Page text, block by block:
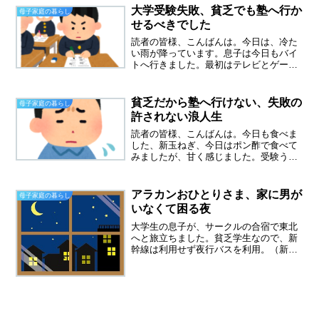
同僚がいました、まず思い出すのは亡く
なってしまったパートさん...
母子家庭の暮らし
大学受験失敗、貧乏でも塾へ行か
せるべきでした
読者の皆様、こんばんは。今日は、冷た
い雨が降っています。息子は今日もバイ
トへ行きました。最初はテレビとゲーム
ゲーム？！何を考えているのかと思って
いたのですが、自分で気が...
母子家庭の暮らし
貧乏だから塾へ行けない、失敗の
許されない浪人生
読者の皆様、こんばんは。今日も食べま
した、新玉ねぎ、今日はポン酢で食べて
みましたが、甘く感じました。受験うつ
時は部屋にひきこもり、外出するのが怖
い、人の目が怖い、電車に...
母子家庭の暮らし
アラカンおひとりさま、家に男が
いなくて困る夜
大学生の息子が、サークルの合宿で東北
へと旅立ちました。貧乏学生なので、新
幹線は利用せず夜行バスを利用。（新幹